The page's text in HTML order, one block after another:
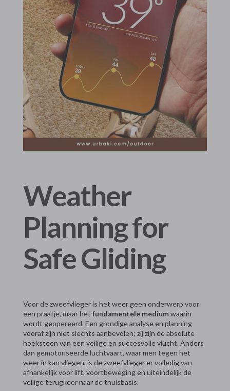
Weather
Planning for
Safe Gliding
Voor de zweefvlieger is het weer geen onderwerp voor
een praatje, maar het fundamentele mediumwaarin
wordt geopereerd. Een grondige analyse en planning
vooraf zijn niet slechts aanbevolen; zij zijn de absolute
hoeksteen van een veilige en succesvolle vlucht. Anders
dan gemotoriseerde luchtvaart, waar men tegen het
weer in kan vliegen, is de zweefvlieger er volledig van
afhankelijk voor lift, voortbeweging en uiteindelijk de
veilige terugkeer naar de thuisbasis.